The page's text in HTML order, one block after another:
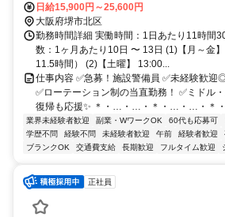
日給15,900円～25,600円
大阪府堺市北区
勤務時間詳細 実働時間：1日あたり11時間
数：1ヶ月あたり10日 〜 13日 (1)【月～金
11.5時間） (2)【土曜】 13:00...
仕事内容 ✅急募！施設警備員 ✅未経験歓迎
✅ローテーション制の当直勤務！ ✅ミドル
復帰も応援✨ ＊・…・…・＊・…・…・＊
業界未経験者歓迎 副業・WワークOK 60代も応募可
学歴不問
経験不問 未経験者歓迎 午前 経験者歓迎
ブランクOK
交通費支給 長期歓迎 フルタイム歓迎
正社員